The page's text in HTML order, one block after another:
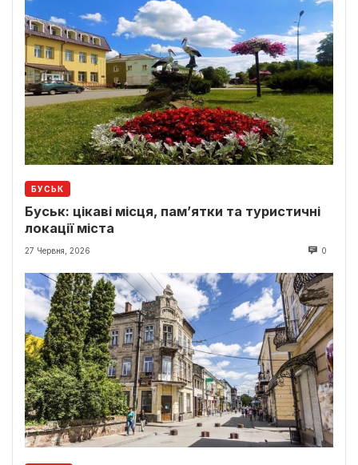
БУСЬК
Буськ: цікаві місця, пам’ятки та туристичні
локації міста
27 Червня, 2026 0